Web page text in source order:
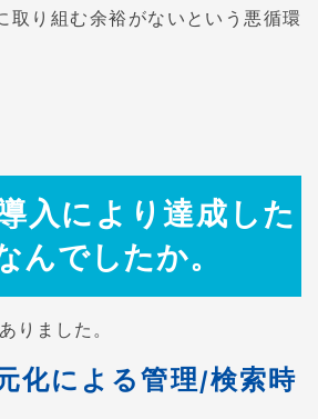
取り組む余裕がないという悪循環
導入により達成した
んでしたか。
りました。
化による管理/検索時